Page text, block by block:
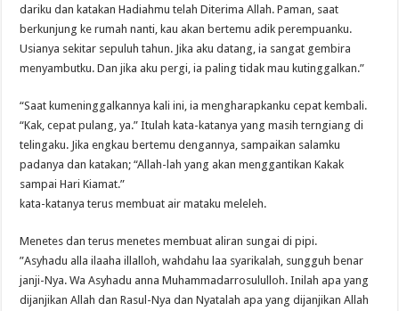
dariku dan katakan Hadiahmu telah Diterima Allah. Paman, saat
berkunjung ke rumah nanti, kau akan bertemu adik perempuanku.
Usianya sekitar sepuluh tahun. Jika aku datang, ia sangat gembira
menyambutku. Dan jika aku pergi, ia paling tidak mau kutinggalkan.”
“Saat kumeninggalkannya kali ini, ia mengharapkanku cepat kembali.
“Kak, cepat pulang, ya.” Itulah kata-katanya yang masih terngiang di
telingaku. Jika engkau bertemu dengannya, sampaikan salamku
padanya dan katakan; “Allah-lah yang akan menggantikan Kakak
sampai Hari Kiamat.”
kata-katanya terus membuat air mataku meleleh.
Menetes dan terus menetes membuat aliran sungai di pipi.
”Asyhadu alla ilaaha illalloh, wahdahu laa syarikalah, sungguh benar
janji-Nya. Wa Asyhadu anna Muhammadarrosululloh. Inilah apa yang
dijanjikan Allah dan Rasul-Nya dan Nyatalah apa yang dijanjikan Allah